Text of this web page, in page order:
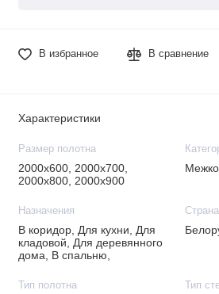
В избранное В сравнение
Характеристики
Размер полотна
2000х600, 2000х700,
2000х800, 2000х900
Назначения
В коридор, Для кухни, Для
кладовой, Для деревянного
дома, В спальню,
Тип полотна Тип